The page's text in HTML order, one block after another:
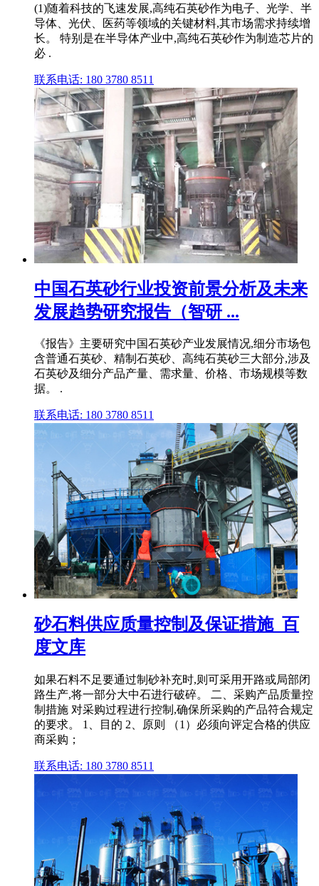
(1)随着科技的飞速发展,高纯石英砂作为电子、光学、半
导体、光伏、医药等领域的关键材料,其市场需求持续增
长。 特别是在半导体产业中,高纯石英砂作为制造芯片的
必 .
联系电话: 180 3780 8511
中国石英砂行业投资前景分析及未来
发展趋势研究报告（智研 ...
《报告》主要研究中国石英砂产业发展情况,细分市场包
含普通石英砂、精制石英砂、高纯石英砂三大部分,涉及
石英砂及细分产品产量、需求量、价格、市场规模等数
据。 .
联系电话: 180 3780 8511
砂石料供应质量控制及保证措施_百
度文库
如果石料不足要通过制砂补充时,则可采用开路或局部闭
路生产,将一部分大中石进行破碎。 二、采购产品质量控
制措施 对采购过程进行控制,确保所采购的产品符合规定
的要求。 1、目的 2、原则 （1）必须向评定合格的供应
商采购；
联系电话: 180 3780 8511